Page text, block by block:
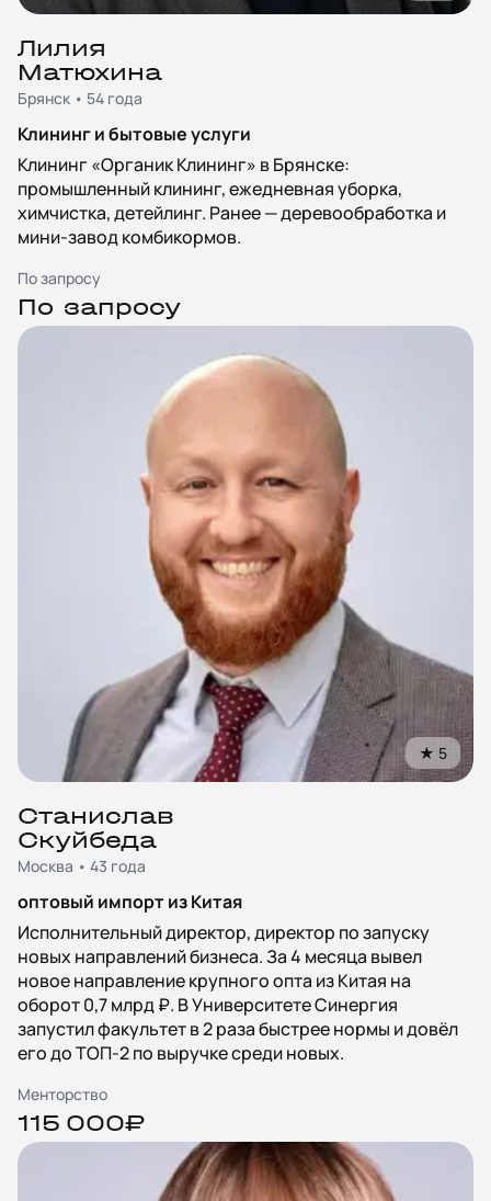
Лилия
Матюхина
Брянск • 54 года
Клининг и бытовые услуги
Клининг «Органик Клининг» в Брянске:
промышленный клининг, ежедневная уборка,
химчистка, детейлинг. Ранее — деревообработка и
мини-завод комбикормов.
По запросу
По запросу
★ 5
Станислав
Скуйбеда
Москва • 43 года
оптовый импорт из Китая
Исполнительный директор, директор по запуску
новых направлений бизнеса. За 4 месяца вывел
новое направление крупного опта из Китая на
оборот 0,7 млрд ₽. В Университете Синергия
запустил факультет в 2 раза быстрее нормы и довёл
его до ТОП‑2 по выручке среди новых.
Менторство
115 000₽